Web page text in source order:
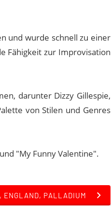
und wurde schnell zu einer
Fähigkeit zur Improvisation
darunter Dizzy Gillespie,
von Stilen und Genres
"My Funny Valentine".
ENGLAND, PALLADIUM